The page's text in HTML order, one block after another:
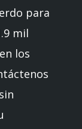
para
mil
los